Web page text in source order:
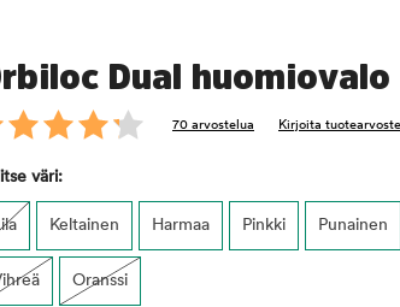
Dual huomiovalo
70 arvostelua Kirjoita
väri:
Keltainen Harmaa Pinkki Punainen
Oranssi